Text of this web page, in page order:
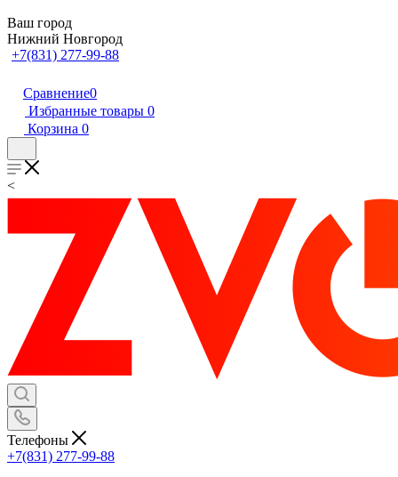
Ваш город
Нижний Новгород
+7(831) 277-99-88
Сравнение0
Избранные товары 0
Корзина 0
<
Телефоны
+7(831) 277-99-88